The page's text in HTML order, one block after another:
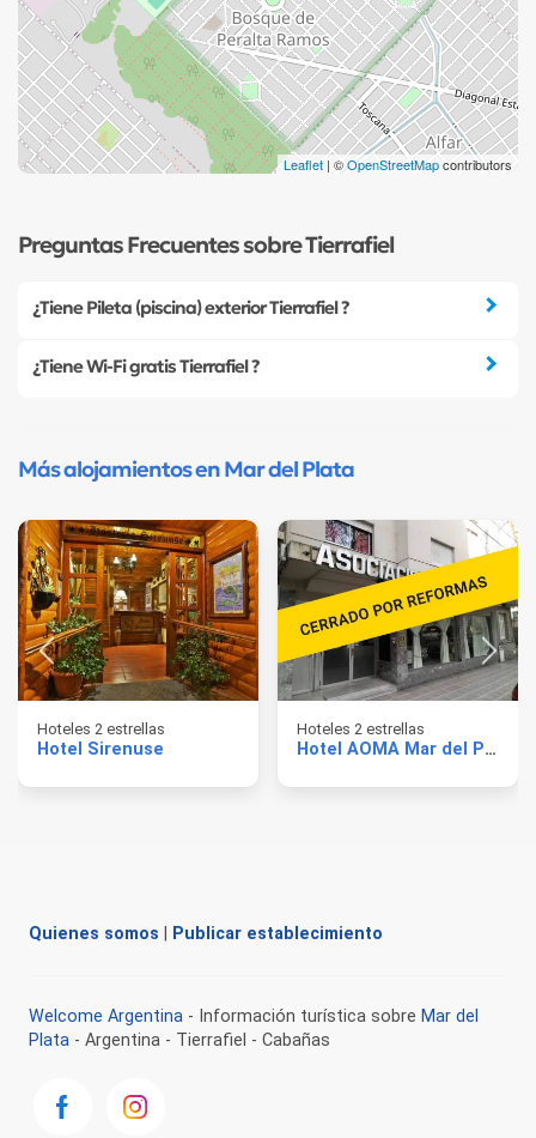
Leaflet | ©OpenStreetMapcontributors
Preguntas Frecuentes sobre Tierrafiel
¿Tiene Pileta (piscina) exterior Tierrafiel ?
¿Tiene Wi-Fi gratis Tierrafiel ?
Más alojamientos en Mar del Plata
Hoteles 2 estrellas
Hotel Sirenuse
Hoteles 2 estrellas
Hotel AOMA Mar del Plata
Quienes somos Publicar establecimiento
Welcome Argentina - Información turística sobre Mar del
Plata - Argentina - Tierrafiel - Cabañas